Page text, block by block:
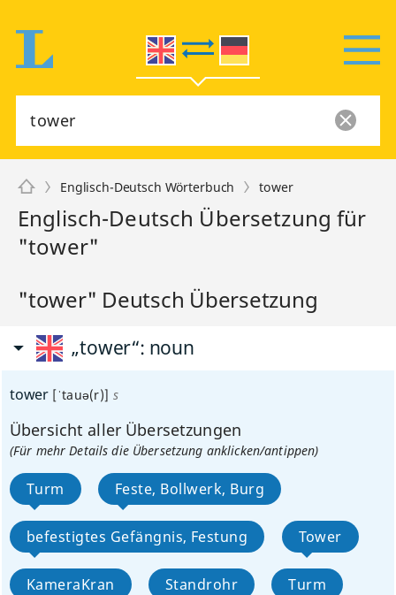
Englisch-Deutsch Wörterbuch tower
Englisch-Deutsch Übersetzung für
"tower"
"tower" Deutsch Übersetzung
„tower“: noun
tower [ˈtauə(r)] s
Übersicht aller Übersetzungen
(Für mehr Details die Übersetzung anklicken/antippen)
Turm Feste, Bollwerk, Burg
befestigtes Gefängnis, Festung Tower
KameraKran Standrohr Turm